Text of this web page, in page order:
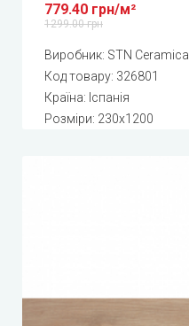
779.40 грн/м²
1299.00 грн
Виробник: STN Ceramica
Код товару: 326801
Країна: Іспанія
Розміри: 230x1200